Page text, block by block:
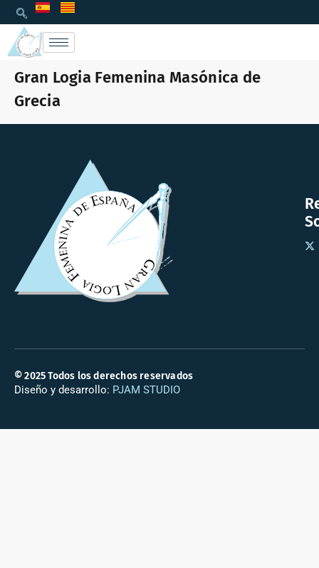
Gran Logia Femenina Masónica de
Grecia
© 2025 Todos los derechos reservados
Diseño y desarrollo: PJAM STUDIO